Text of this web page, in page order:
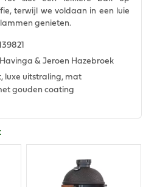
terwijl we voldaan in een luie
genieten.
& Jeroen Hazebroek
luxe uitstraling, mat
gouden coating